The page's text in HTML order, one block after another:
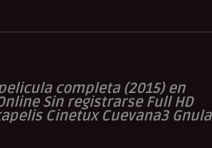
completa (2015) en
Sin registrarse Full HD
Cinetux Cuevana3 Gnula